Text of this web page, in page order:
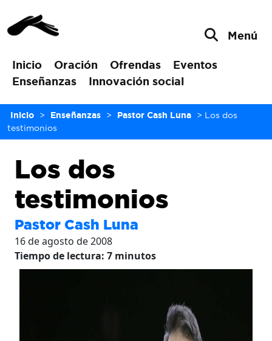
Inicio Oración Ofrendas
Eventos
Enseñanzas
Innovación social
Menú
Inicio > Enseñanzas > Pastor Cash Luna > Los dos
testimonios
Los dos
testimonios
Pastor Cash Luna
16 de agosto de 2008
Tiempo de lectura: 7 minutos